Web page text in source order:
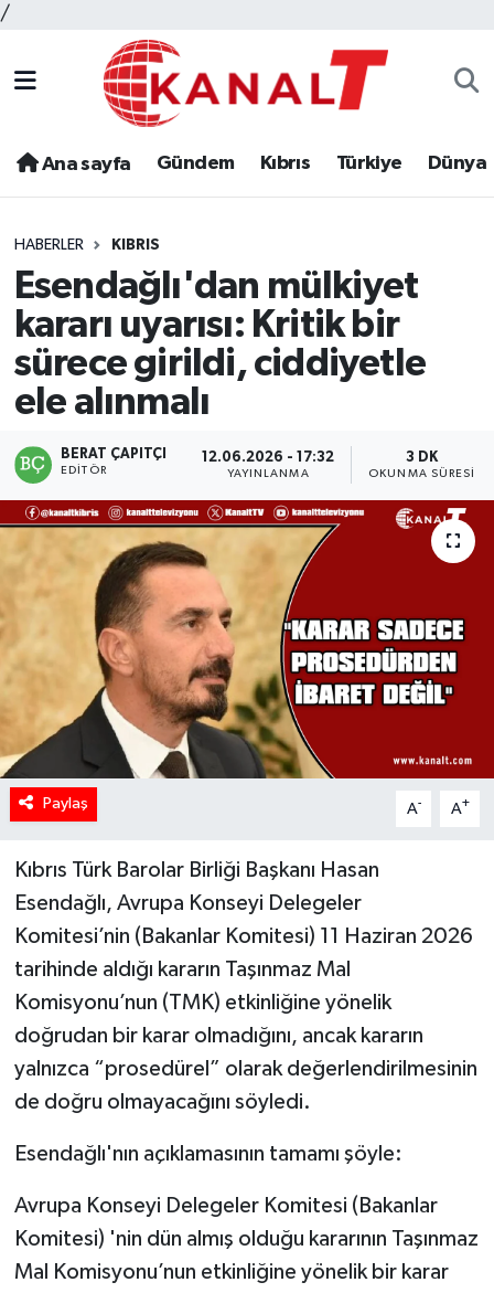
/
Ana sayfa Gündem Kıbrıs Türkiye Dünya
HABERLER KIBRIS
Esendağlı'dan mülkiyet
kararı uyarısı: Kritik bir
sürece girildi, ciddiyetle
ele alınmalı
BERAT ÇAPITÇI
EDITÖR
12.06.2026 - 17:32
YAYINLANMA
3 DK
OKUNMA SÜRESI
Paylaş A- A+
Kıbrıs Türk Barolar Birliği Başkanı Hasan
Esendağlı, Avrupa Konseyi Delegeler
Komitesi’nin (Bakanlar Komitesi) 11 Haziran 2026
tarihinde aldığı kararın Taşınmaz Mal
Komisyonu’nun (TMK) etkinliğine yönelik
doğrudan bir karar olmadığını, ancak kararın
yalnızca “prosedürel” olarak değerlendirilmesinin
de doğru olmayacağını söyledi.
Esendağlı'nın açıklamasının tamamı şöyle:
Avrupa Konseyi Delegeler Komitesi (Bakanlar
Komitesi) 'nin dün almış olduğu kararının Taşınmaz
Mal Komisyonu’nun etkinliğine yönelik bir karar